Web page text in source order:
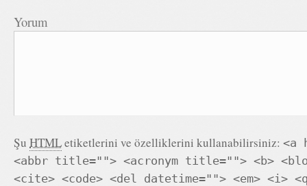
Yorum
Şu HTMLetiketlerini ve özelliklerini kullanabilirsiniz: <a
<abbr title=""> <acronym title=""> <b>
<cite> <code> <del datetime=""> <em> <i>